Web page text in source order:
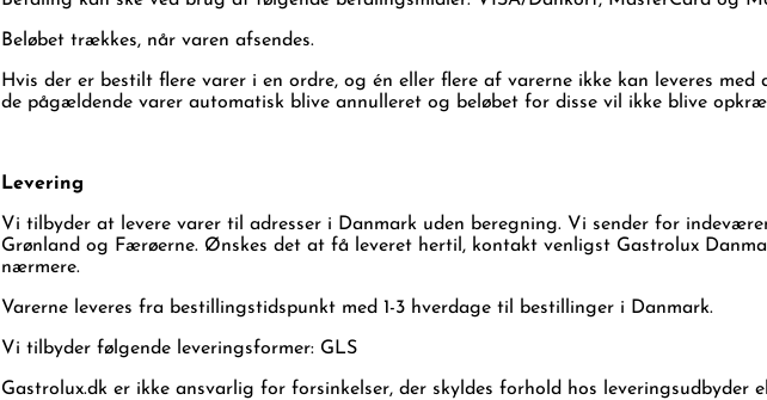
Beløbet trækkes, når varen afsendes.
Hvis der er bestilt flere varer i en ordre, og én eller flere af varerne ikke kan leveres med
de pågældende varer automatisk blive annulleret og beløbet for disse vil ikke blive
Levering
Vi tilbyder at levere varer til adresser i Danmark uden beregning. Vi sender for
Grønland og Færøerne. Ønskes det at få leveret hertil, kontakt venligst Gastrolux
nærmere.
Varerne leveres fra bestillingstidspunkt med 1-3 hverdage til bestillinger i Danmark.
Vi tilbyder følgende leveringsformer: GLS
Gastrolux.dk er ikke ansvarlig for forsinkelser, der skyldes forhold hos leveringsudbyder